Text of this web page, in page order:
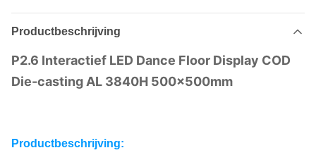
Productbeschrijving
P2.6 Interactief LED Dance Floor Display COD
Die-casting AL 3840H 500x500mm
Productbeschrijving: